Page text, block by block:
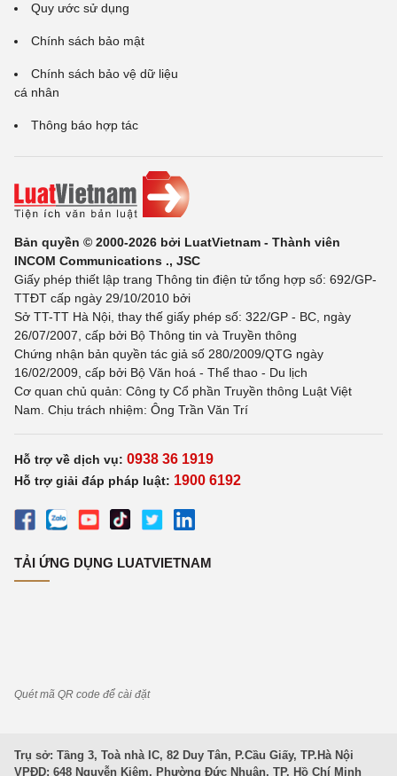
Quy ước sử dụng
Chính sách bảo mật
Chính sách bảo vệ dữ liệu
cá nhân
Thông báo hợp tác
Bản quyền © 2000-2026 bởi LuatVietnam - Thành viên
INCOM Communications ., JSC
Giấy phép thiết lập trang Thông tin điện tử tổng hợp số: 692/GP-
TTĐT cấp ngày 29/10/2010 bởi
Sở TT-TT Hà Nội, thay thế giấy phép số: 322/GP - BC, ngày
26/07/2007, cấp bởi Bộ Thông tin và Truyền thông
Chứng nhận bản quyền tác giả số 280/2009/QTG ngày
16/02/2009, cấp bởi Bộ Văn hoá - Thể thao - Du lịch
Cơ quan chủ quản: Công ty Cổ phần Truyền thông Luật Việt
Nam. Chịu trách nhiệm: Ông Trần Văn Trí
Hỗ trợ về dịch vụ: 0938 36 1919
Hỗ trợ giải đáp pháp luật: 1900 6192
TẢI ỨNG DỤNG LUATVIETNAM
Quét mã QR code để cài đặt
Trụ sở: Tầng 3, Toà nhà IC, 82 Duy Tân, P.Cầu Giấy, TP.Hà Nội
VPĐD: 648 Nguyễn Kiệm, Phường Đức Nhuận, TP. Hồ Chí Minh